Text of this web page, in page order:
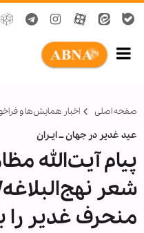
صفحه اصلی اخبار همايش‌ها و
عید غدیر در جهان ــ ایـران
پیام آیت‌الله
شعر
منحرف غدیر را